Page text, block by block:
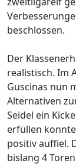
beschlossen.
Der
realistisch. Im
Guscinas nun
Alternativen
Seidel ein
erfüllen
positiv auffiel.
bislang 4